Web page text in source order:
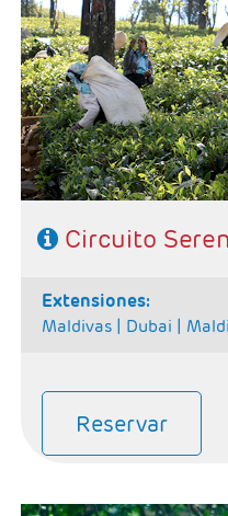
- Salidas: Según
- Ruta:1 noche en
Tissamaharama, 1 noche
noches en Habarana y 1
- Categoría hotelera:
- Régimen: Pensión
y 6 cenas).
SE NECESITA VISADO
Circuito
extensiones:
Maldivas | Dubai |
Reservar